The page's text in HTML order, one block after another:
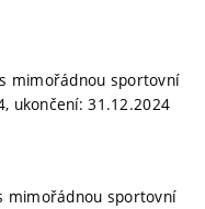
mimořádnou sportovní
ukončení: 31.12.2024
mimořádnou sportovní